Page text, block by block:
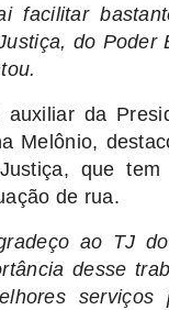
facilitar
do Poder
da
Melônio,
que
de rua.
ao TJ
desse